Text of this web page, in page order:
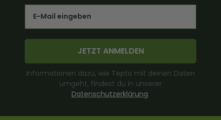
JETZT ANMELDEN
Informationen dazu, wie Tepto mit deinen Daten
umgeht, findest du in unserer
Datenschutzerklärung.